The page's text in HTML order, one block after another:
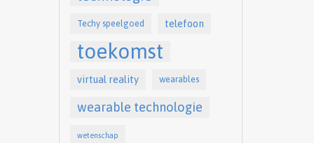
Techy speelgoed telefoon
toekomst
virtual reality wearables
wearable technologie
wetenschap